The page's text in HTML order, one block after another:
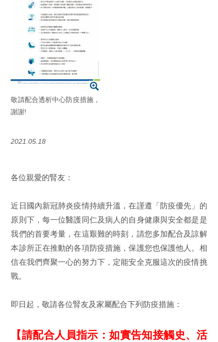
敬請配合透析中心防疫措施，
謝謝!
2021.05.18
各位親愛的腎友：
近日國內新冠肺炎疫情持續升溫，在謹遵「防疫優先」的
原則下，每一位醫護同仁及病人的自身健康與安全都是是
我們的首要考量，在這艱難的時刻，請您多加配合及諒解
本診所正在推動的各項防疫措施，保護您也保護他人。相
信在我們齊聚一心的努力下，定能安全克服這次的疫情挑
戰。
即日起，敬請各位腎友及家屬配合下列防疫措施：
【請配合人員指示：如實告知接觸史、活